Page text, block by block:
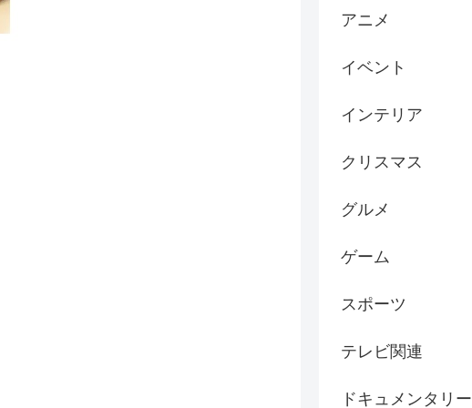
アニメ
イベント
インテリア
クリスマス
グルメ
ゲーム
スポーツ
テレビ関連
ドキュメンタリー